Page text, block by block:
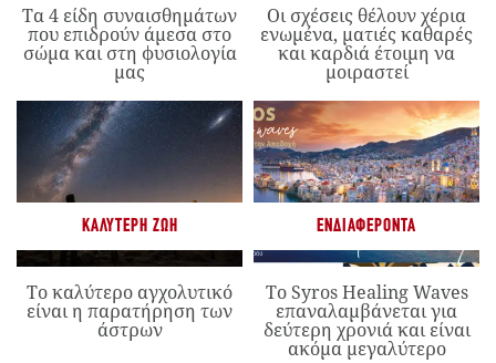
Τα 4 είδη συναισθημάτων
που επιδρούν άμεσα στο
σώμα και στη φυσιολογία
μας
Οι σχέσεις θέλουν χέρια
ενωμένα, ματιές καθαρές
και καρδιά έτοιμη να
μοιραστεί
ΚΑΛΎΤΕΡΗ ΖΩΉ
Το καλύτερο αγχολυτικό
είναι η παρατήρηση των
άστρων
ΕΝΔΙΑΦΈΡΟΝΤΑ
Το Syros Healing Waves
επαναλαμβάνεται για
δεύτερη χρονιά και είναι
ακόμα μεγαλύτερο